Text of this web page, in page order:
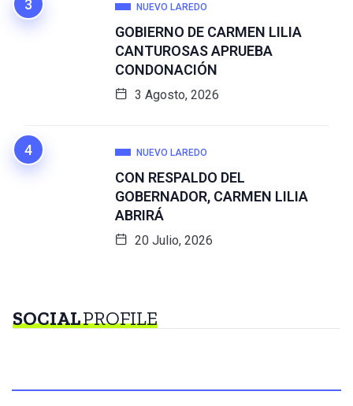
NUEVO LAREDO
GOBIERNO DE CARMEN LILIA
CANTUROSAS APRUEBA
CONDONACIÓN
3 Agosto, 2026
NUEVO LAREDO
CON RESPALDO DEL
GOBERNADOR, CARMEN LILIA
ABRIRÁ
20 Julio, 2026
SOCIALPROFILE